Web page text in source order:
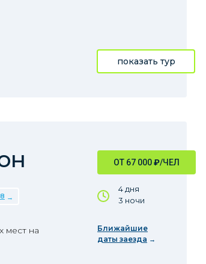
показать тур
ОТ 67 000₽/ЧЕЛ
4 дня
3 ночи
Ближайшие
даты заезда
мест на